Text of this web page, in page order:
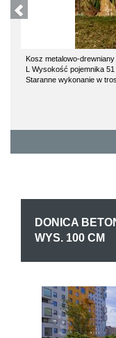
Kosz metalowo-
L Wysokość pojemnika
Staranne wykonanie w
DONICA
WYS. 100 CM